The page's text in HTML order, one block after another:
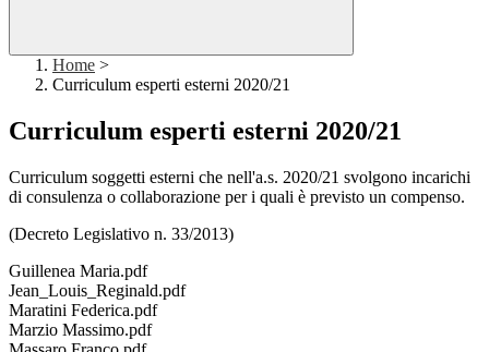
Home >
Curriculum esperti esterni 2020/21
Curriculum esperti esterni 2020/21
Curriculum soggetti esterni che nell'a.s. 2020/21 svolgono incarichi
di consulenza o collaborazione per i quali è previsto un compenso.
(Decreto Legislativo n. 33/2013)
Guillenea Maria.pdf
Jean_Louis_Reginald.pdf
Maratini Federica.pdf
Marzio Massimo.pdf